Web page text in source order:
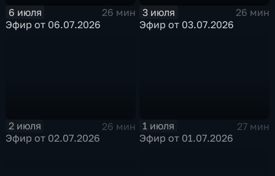
6 июля
26 мин
Эфир от 06.07.2026
3 июля
26 мин
Эфир от 03.07.2026
2 июля
26 мин
Эфир от 02.07.2026
1 июля
27 мин
Эфир от 01.07.2026